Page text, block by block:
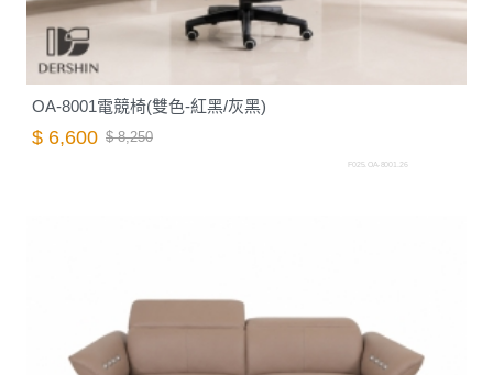
OA-8001電競椅(雙色-紅黑/灰黑)
$ 6,600 $ 8,250
F025.OA-8001.26